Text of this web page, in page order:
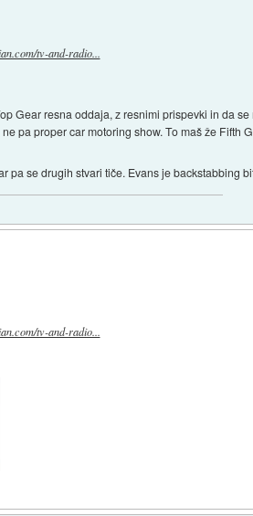
tv-and-radio...
Gear resna oddaja, z resnimi prispevki in da
pa proper car motoring show. To maš že Fifth
pa se drugih stvari tiče. Evans je backstabbing
tv-and-radio...